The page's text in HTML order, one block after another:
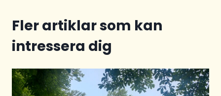
Fler artiklar som kan
intressera dig